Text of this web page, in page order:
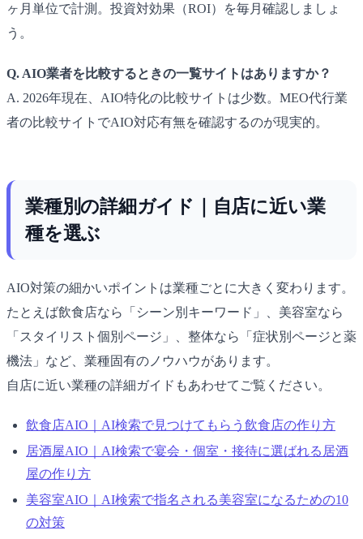
ヶ月単位で計測。投資対効果（ROI）を毎月確認しましょ
う。
Q. AIO業者を比較するときの一覧サイトはありますか？
A. 2026年現在、AIO特化の比較サイトは少数。MEO代行業
者の比較サイトでAIO対応有無を確認するのが現実的。
業種別の詳細ガイド｜自店に近い業
種を選ぶ
AIO対策の細かいポイントは業種ごとに大きく変わります。
たとえば飲食店なら「シーン別キーワード」、美容室なら
「スタイリスト個別ページ」、整体なら「症状別ページと薬
機法」など、業種固有のノウハウがあります。
自店に近い業種の詳細ガイドもあわせてご覧ください。
飲食店AIO｜AI検索で見つけてもらう飲食店の作り方
居酒屋AIO｜AI検索で宴会・個室・接待に選ばれる居酒
屋の作り方
美容室AIO｜AI検索で指名される美容室になるための10
の対策